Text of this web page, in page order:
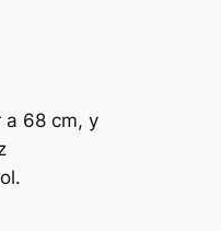
a 68 cm, y